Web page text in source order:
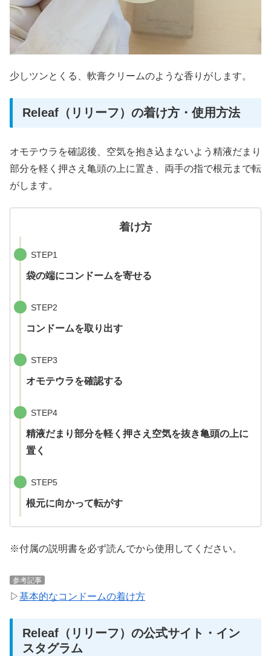
少しツンとくる、軟膏クリームのような香りがします。
Releaf（リリーフ）の着け方・使用方法
オモテウラを確認後、空気を抱き込まないよう精液だまり
部分を軽く押さえ亀頭の上に置き、両手の指で根元まで転
がします。
着け方
STEP1
袋の端にコンドームを寄せる
STEP2
コンドームを取り出す
STEP3
オモテウラを確認する
STEP4
精液だまり部分を軽く押さえ空気を抜き亀頭の上に
置く
STEP5
根元に向かって転がす
※付属の説明書を必ず読んでから使用してください。
参考記事
▷基本的なコンドームの着け方
Releaf（リリーフ）の公式サイト・イン
スタグラム